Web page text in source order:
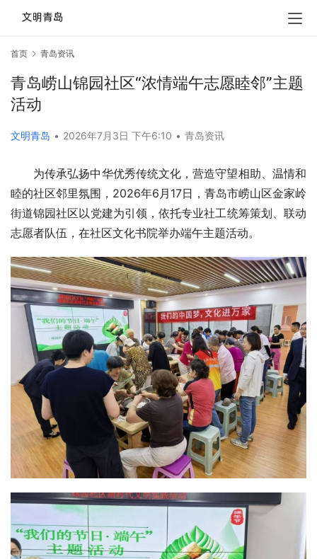
首页 青岛资讯
青岛崂山锦园社区“浓情端午志愿睦邻”主题
活动
文明青岛 • 2026年7月3日 下午6:10 • 青岛资讯
为传承弘扬中华优秀传统文化，营造守望相助、温情和
睦的社区邻里氛围，2026年6月17日，青岛市崂山区金家岭
街道锦园社区以党建为引领，依托专业社工统筹策划、联动
志愿者队伍，在社区文化书院举办端午主题活动。